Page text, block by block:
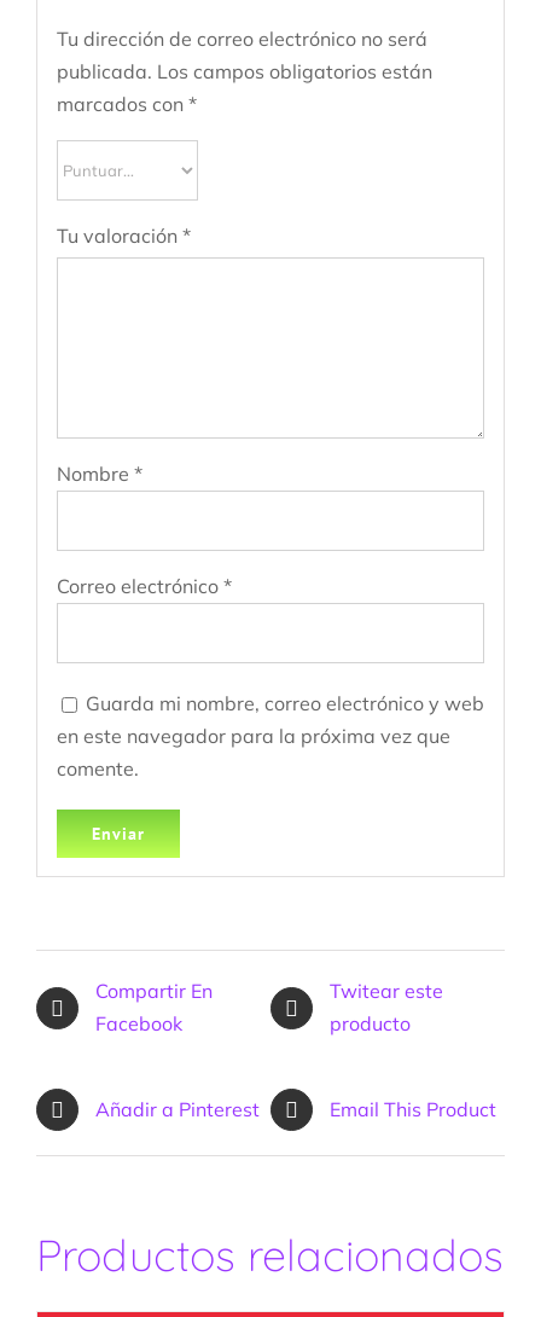
Tu dirección de correo electrónico no será
publicada. Los campos obligatorios están
marcados con *
Tu valoración *
Nombre *
Correo electrónico *
Guarda mi nombre, correo electrónico y web
en este navegador para la próxima vez que
comente.
Compartir En
Facebook
Twitear este
producto
Añadir a Pinterest Email This Product
Productos relacionados